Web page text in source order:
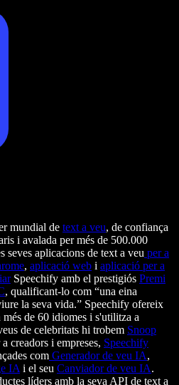
mundial de text a veu, de confiança
i avalada per més de 500.000
seves aplicacions de text a veu per a
, aplicació web i aplicació per a
Speechify amb el prestigiós Premi
, qualificant-lo com “una eina
la seva vida.” Speechify ofereix
de 60 idiomes i s'utilitza a
de celebritats hi trobem Snoop
a creadors i empreses, Speechify
com Generador de veu IA,
IA i el seu Canviador de veu IA.
líders amb la seva API de text a